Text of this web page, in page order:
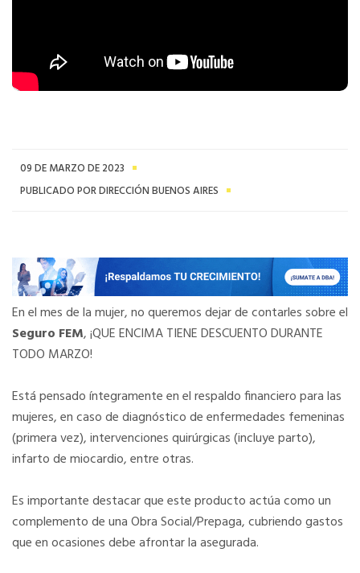
09 DE MARZO DE 2023
PUBLICADO POR DIRECCIÓN BUENOS AIRES
En el mes de la mujer, no queremos dejar de contarles sobre el
Seguro FEM, ¡QUE ENCIMA TIENE DESCUENTO DURANTE
TODO MARZO!
Está pensado íntegramente en el respaldo financiero para las
mujeres, en caso de diagnóstico de enfermedades femeninas
(primera vez), intervenciones quirúrgicas (incluye parto),
infarto de miocardio, entre otras.
Es importante destacar que este producto actúa como un
complemento de una Obra Social/Prepaga, cubriendo gastos
que en ocasiones debe afrontar la asegurada.